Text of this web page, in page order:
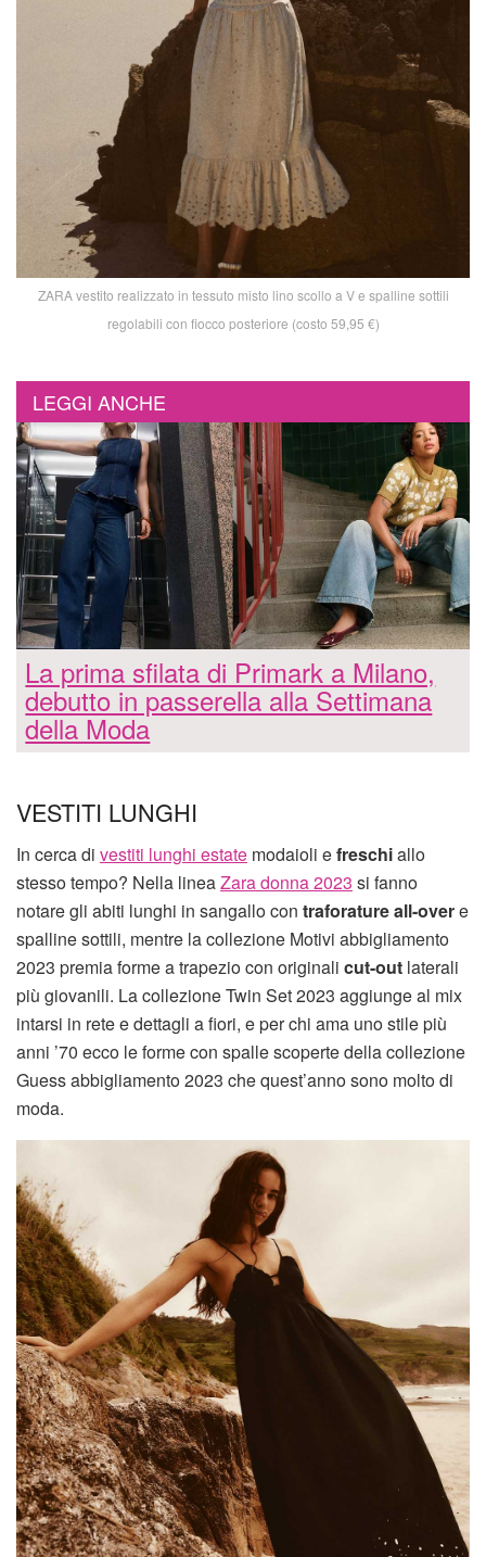
ZARA vestito realizzato in tessuto misto lino scollo a V e spalline sottili
regolabili con fiocco posteriore (costo 59,95 €)
LEGGI ANCHE
La prima sfilata di Primark a Milano,
debutto in passerella alla Settimana
della Moda
VESTITI LUNGHI
In cerca di vestiti lunghi estate modaioli efreschiallo
stesso tempo? Nella lineaZara donna 2023 si fanno
notare gli abiti lunghi in sangallo con traforature all-overe
spalline sottili, mentre la collezione Motivi abbigliamento
2023 premia forme a trapezio con originali cut-out laterali
più giovanili. La collezione Twin Set 2023 aggiunge al mix
intarsi in rete e dettagli a fiori, e per chi ama uno stile più
anni ’70 ecco le forme con spalle scoperte della collezione
Guess abbigliamento 2023 che quest’anno sono molto di
moda.